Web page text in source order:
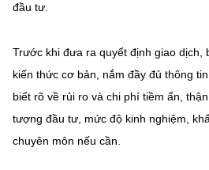
đầu tư.
Trước khi đưa ra quyết định giao dịch,
kiến thức cơ bản, nắm đầy đủ thông
biết rõ về rủi ro và chi phí tiềm ẩn,
tượng đầu tư, mức độ kinh nghiệm,
chuyên môn nếu cần.